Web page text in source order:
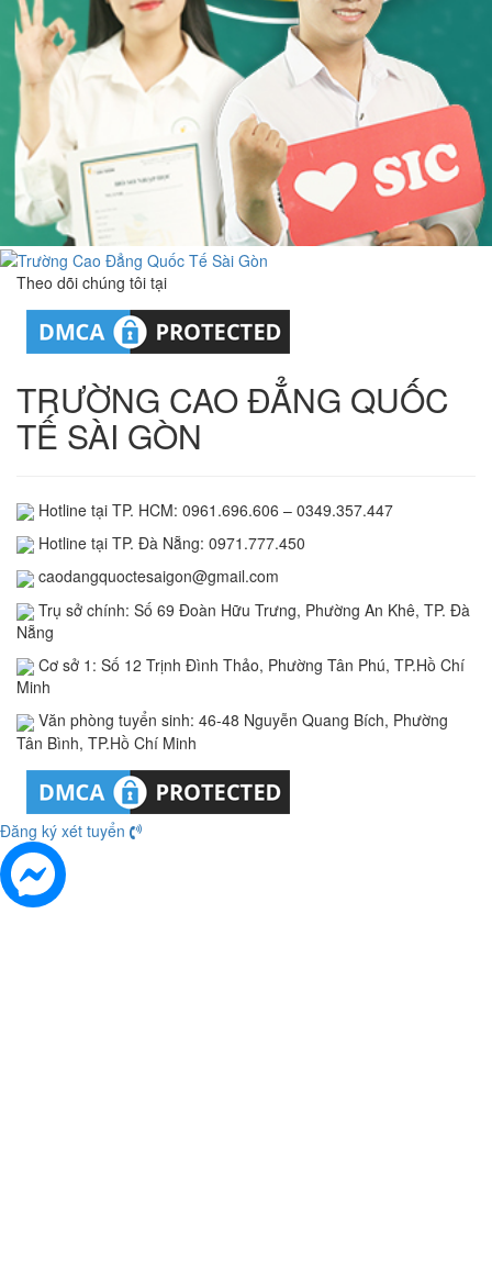
Theo dõi chúng tôi tại
TRƯỜNG CAO ĐẲNG QUỐC
TẾ SÀI GÒN
Hotline tại TP. HCM: 0961.696.606 – 0349.357.447
Hotline tại TP. Đà Nẵng: 0971.777.450
caodangquoctesaigon@gmail.com
Trụ sở chính: Số 69 Đoàn Hữu Trưng, Phường An Khê, TP. Đà
Nẵng
Cơ sở 1: Số 12 Trịnh Đình Thảo, Phường Tân Phú, TP.Hồ Chí
Minh
Văn phòng tuyển sinh: 46-48 Nguyễn Quang Bích, Phường
Tân Bình, TP.Hồ Chí Minh
Đăng ký xét tuyển